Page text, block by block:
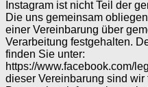
Instagram ist nicht Teil der
Die uns gemeinsam
einer Vereinbarung über
Verarbeitung festgehalten.
finden Sie unter:
https://www.facebook.com/
dieser Vereinbarung sind